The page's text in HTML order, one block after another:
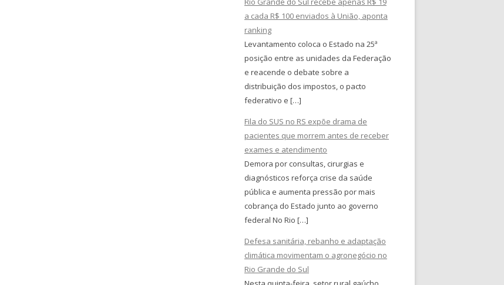
a cada R$ 100 enviados à União, aponta
ranking
Levantamento coloca o Estado na 25ª
posição entre as unidades da Federação
e reacende o debate sobre a
distribuição dos impostos, o pacto
federativo e […]
Fila do SUS no RS expõe drama de
pacientes que morrem antes de receber
exames e atendimento
Demora por consultas, cirurgias e
diagnósticos reforça crise da saúde
pública e aumenta pressão por mais
cobrança do Estado junto ao governo
federal No Rio […]
Defesa sanitária, rebanho e adaptação
climática movimentam o agronegócio no
Rio Grande do Sul